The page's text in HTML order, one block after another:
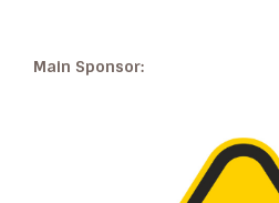
Main Sponsor: